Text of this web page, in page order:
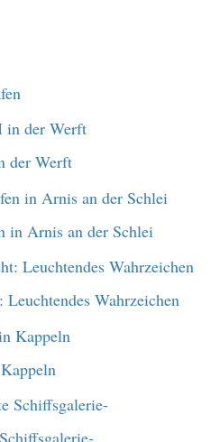
der Werft
in Arnis an der Schlei
Wahrzeichen